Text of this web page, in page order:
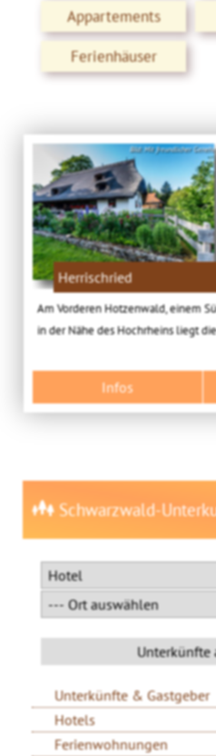
Appartements
Ferienhäuser
Bild: Mit freundlicher
Herrischried
Am Vorderen Hotzenwald, einem
in der Nähe des Hochrheins liegt
Infos
Schwarzwald-
Unterkünfte & Gastgeber
Hotels
Ferienwohnungen